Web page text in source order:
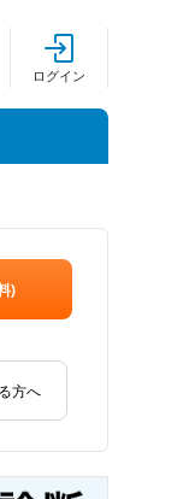
ログイン
)
方へ